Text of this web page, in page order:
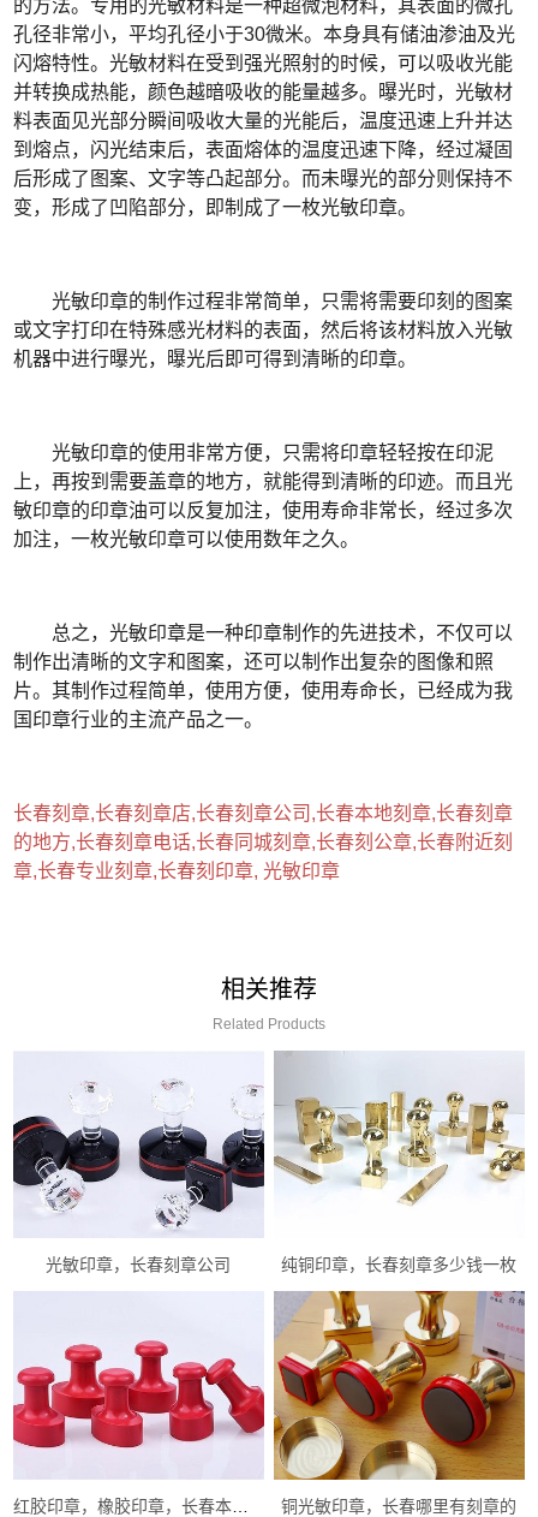
的方法。专用的光敏材料是一种超微泡材料，其表面的微孔
孔径非常小，平均孔径小于30微米。本身具有储油渗油及光
闪熔特性。光敏材料在受到强光照射的时候，可以吸收光能
并转换成热能，颜色越暗吸收的能量越多。曝光时，光敏材
料表面见光部分瞬间吸收大量的光能后，温度迅速上升并达
到熔点，闪光结束后，表面熔体的温度迅速下降，经过凝固
后形成了图案、文字等凸起部分。而未曝光的部分则保持不
变，形成了凹陷部分，即制成了一枚光敏印章。
光敏印章的制作过程非常简单，只需将需要印刻的图案
或文字打印在特殊感光材料的表面，然后将该材料放入光敏
机器中进行曝光，曝光后即可得到清晰的印章。
光敏印章的使用非常方便，只需将印章轻轻按在印泥
上，再按到需要盖章的地方，就能得到清晰的印迹。而且光
敏印章的印章油可以反复加注，使用寿命非常长，经过多次
加注，一枚光敏印章可以使用数年之久。
总之，光敏印章是一种印章制作的先进技术，不仅可以
制作出清晰的文字和图案，还可以制作出复杂的图像和照
片。其制作过程简单，使用方便，使用寿命长，已经成为我
国印章行业的主流产品之一。
长春刻章,长春刻章店,长春刻章公司,长春本地刻章,长春刻章
的地方,长春刻章电话,长春同城刻章,长春刻公章,长春附近刻
章,长春专业刻章,长春刻印章, 光敏印章
相关推荐
Related Products
光敏印章，长春刻章公司 纯铜印章，长春刻章多少钱一枚
铜光敏印章，长春哪里有刻章的